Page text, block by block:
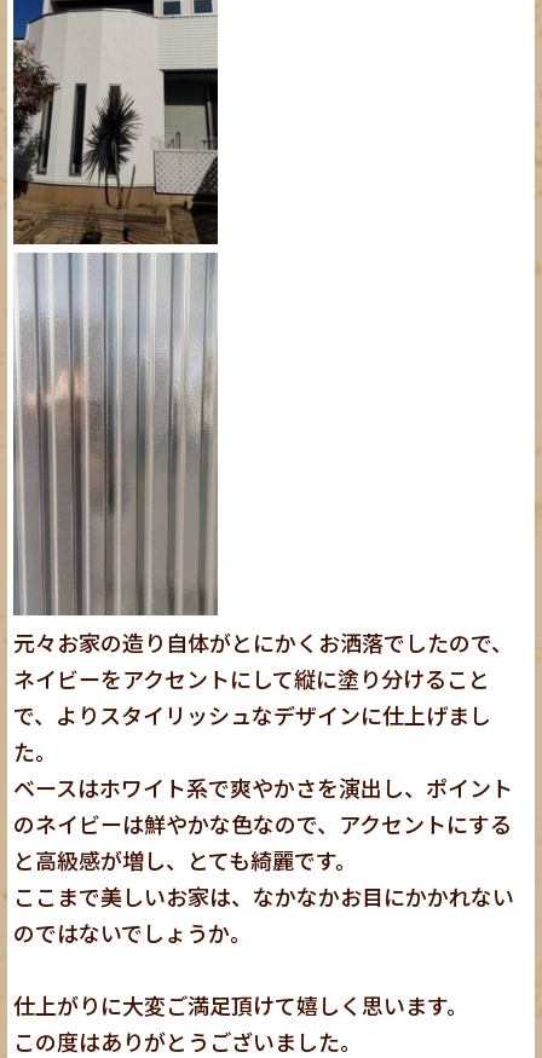
元々お家の造り自体がとにかくお洒落でしたので、
ネイビーをアクセントにして縦に塗り分けること
で、よりスタイリッシュなデザインに仕上げまし
た。
ベースはホワイト系で爽やかさを演出し、ポイント
のネイビーは鮮やかな色なので、アクセントにする
と高級感が増し、とても綺麗です。
ここまで美しいお家は、なかなかお目にかかれない
のではないでしょうか。
仕上がりに大変ご満足頂けて嬉しく思います。
この度はありがとうございました。